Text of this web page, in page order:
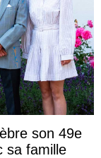
son 49e
sa famille